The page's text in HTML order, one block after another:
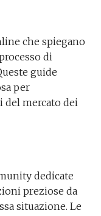
che spiegano
di
guide
per
del mercato dei
dedicate
preziose da
situazione. Le